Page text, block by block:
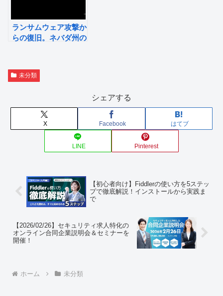
ランサムウェア攻撃か
らの復旧。ネバダ州の
未分類
シェアする
X Facebook はてブ
LINE Pinterest
【初心者向け】Fiddlerの使い方を5ステッ
プで徹底解説！インストールから実践ま
で
【2026/02/26】セキュリティ求人特化の
オンライン合同企業説明会＆セミナーを
開催！
ホーム 未分類